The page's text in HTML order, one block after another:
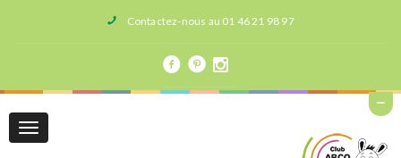
Contactez-nous au 01 46 21 98 97